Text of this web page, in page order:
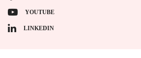
YOUTUBE
LINKEDIN